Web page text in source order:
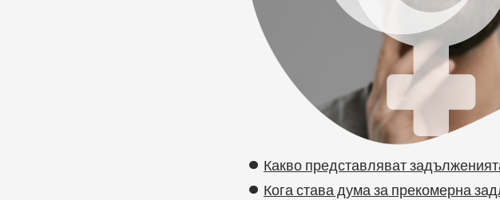
Какво представляват
Кога става дума за прекомерна